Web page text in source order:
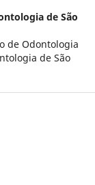
de São
de Odontologia
de São